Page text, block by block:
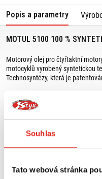
Souhlas
Tato webová stránka
Popis a parametry
MOTUL 5100 100 %
Motorový olej pro čtyřtaktní
motocyklů vyrobený syntetickou
Technosyntézy, která je
s motorem.
Je vhodný pro všechny
Standardy: API SG/SH/SJ/SL/SM -
MOHLO BY SE VÁM